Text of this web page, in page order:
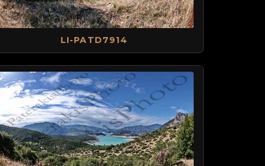
LI-PATD7914